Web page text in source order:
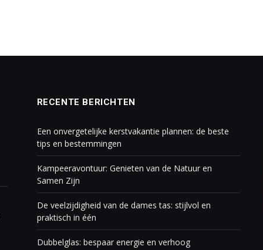
RECENTE BERICHTEN
Een onvergetelijke kerstvakantie plannen: de beste
tips en bestemmingen
Kampeeravontuur: Genieten van de Natuur en
Samen Zijn
De veelzijdigheid van de dames tas: stijlvol en
praktisch in één
Dubbelglas: bespaar energie en verhoog